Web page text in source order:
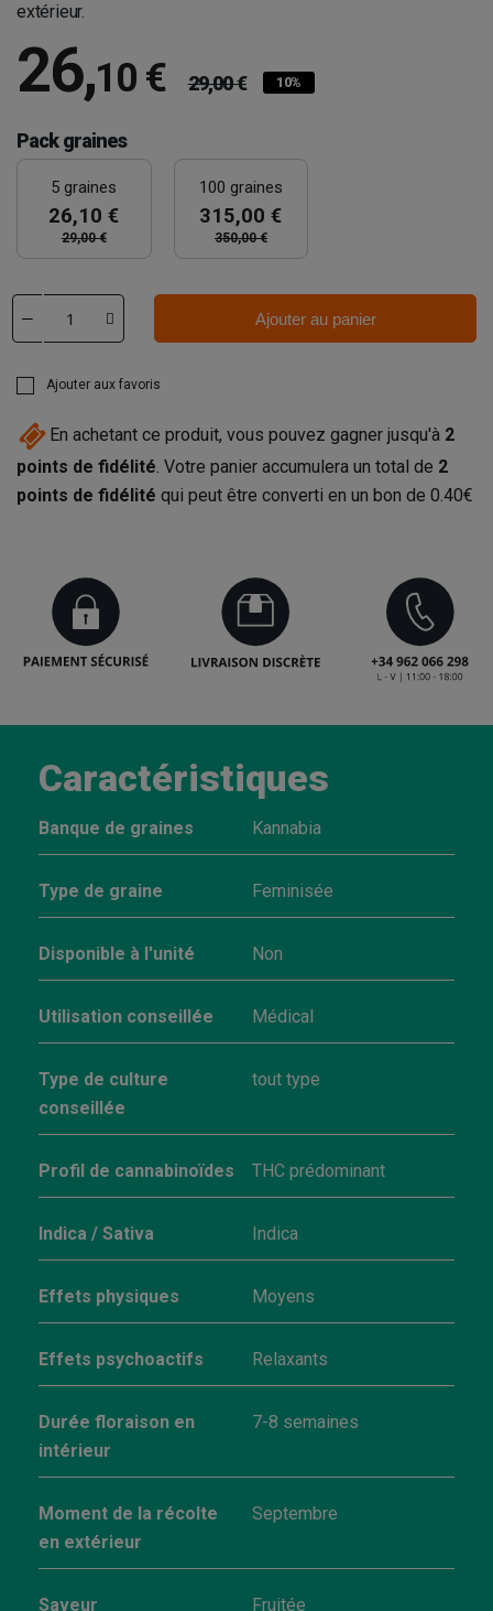
extérieur.
26,10 € 29,00 € 10%
Pack graines
5 graines
26,10 €
29,00 €
100 graines
315,00 €
350,00 €
Ajouter au panier
Ajouter aux favoris
En achetant ce produit, vous pouvez gagner jusqu'à 2
points de fidélité. Votre panier accumulera un total de 2
points de fidélité qui peut être converti en un bon de 0.40€
Caractéristiques
Banque de graines Kannabia
Type de graine Feminisée
Disponible à l'unité Non
Utilisation conseillée Médical
Type de culture
conseillée
tout type
Profil de cannabinoïdes THC prédominant
Indica / Sativa Indica
Effets physiques Moyens
Effets psychoactifs Relaxants
Durée floraison en
intérieur
7-8 semaines
Moment de la récolte
en extérieur
Septembre
Saveur Fruitée